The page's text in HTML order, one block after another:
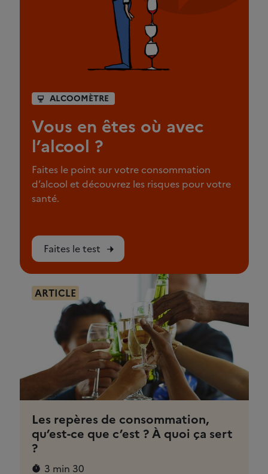
ALCOOMÈTRE
Vous en êtes où avec
l’alcool ?
Faites le point sur votre consommation
d’alcool et découvrez les risques pour votre
santé.
Faites le test
ARTICLE
Les repères de consommation,
qu’est-ce que c’est ? À quoi ça sert
?
3 min 30